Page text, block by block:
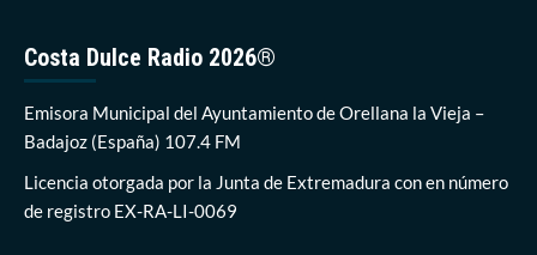
Costa Dulce Radio 2026®
Emisora Municipal del Ayuntamiento de Orellana la Vieja –
Badajoz (España) 107.4 FM
Licencia otorgada por la Junta de Extremadura con en número
de registro EX-RA-LI-0069